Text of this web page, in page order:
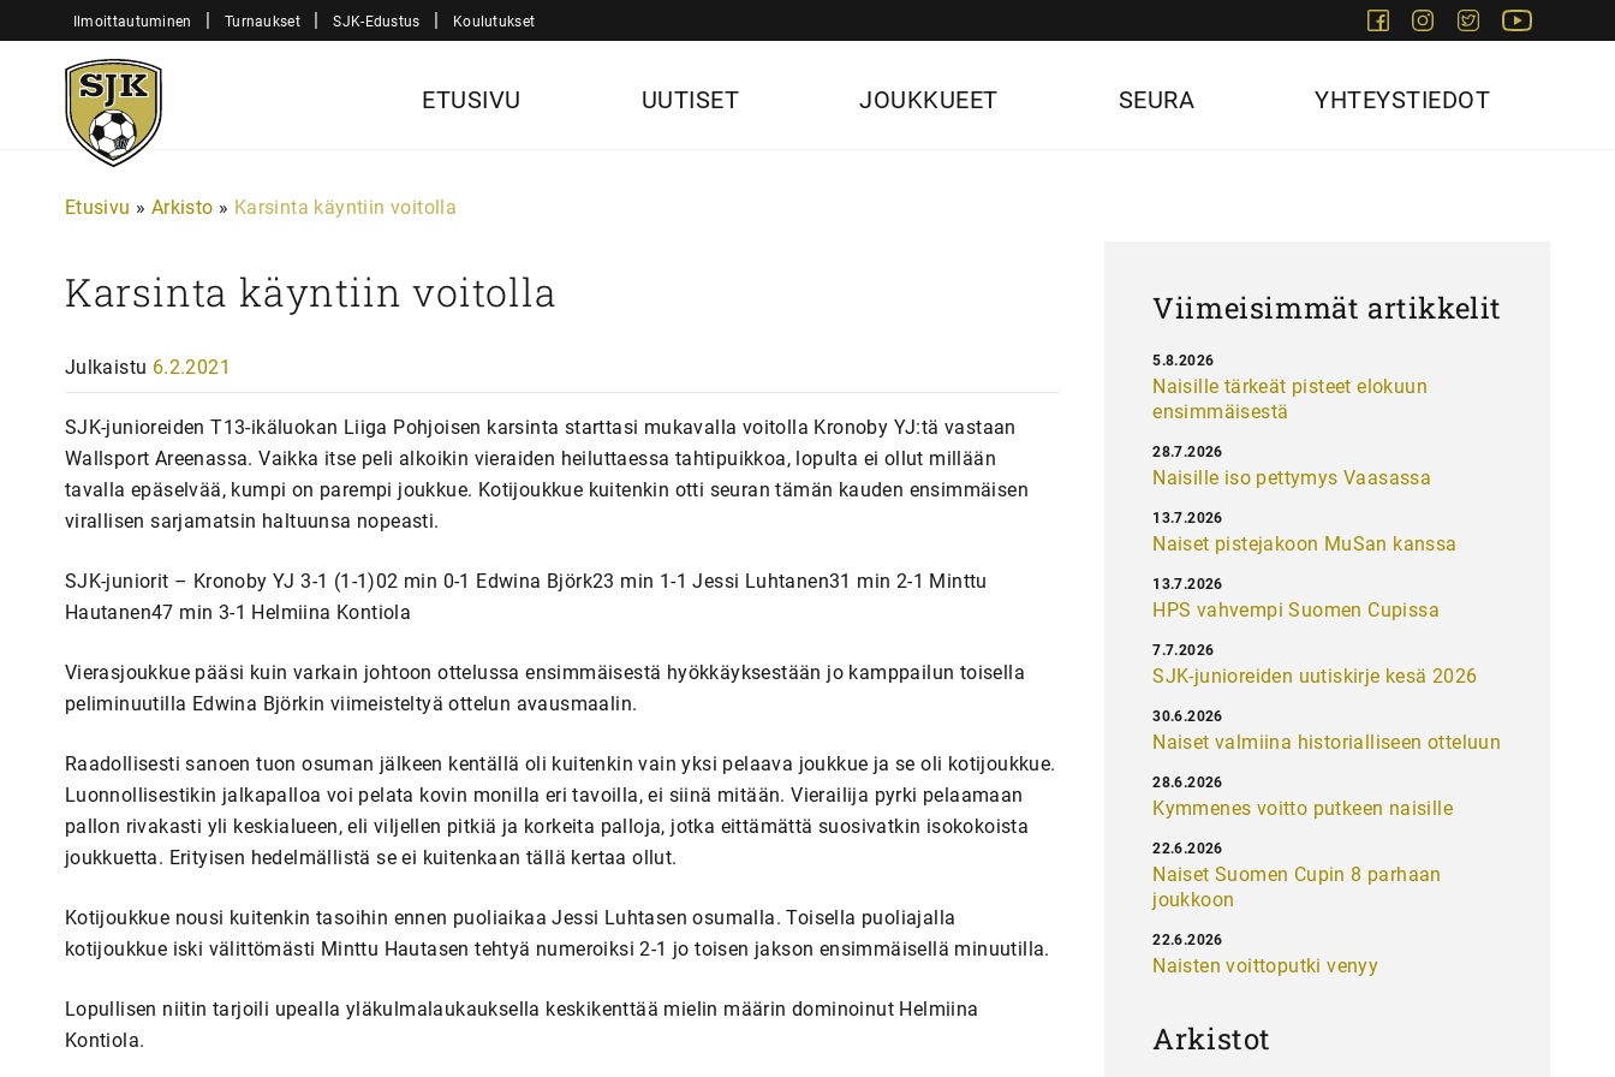
sisältöön
Ilmoittautuminen | Turnaukset | SJK-Edustus | Koulutukset FacebookInstagram
Twitter
Sjk-
Juniorit
ETUSIVU UUTISET JOUKKUEET SEURA YHTEYSTIEDOT
Etusivu » Arkisto » Karsinta käyntiin voitolla
Karsinta käyntiin voitolla
Julkaistu 6.2.2021
SJK-junioreiden T13-ikäluokan Liiga Pohjoisen karsinta starttasi mukavalla voitolla Kronoby YJ:tä vastaan
Wallsport Areenassa. Vaikka itse peli alkoikin vieraiden heiluttaessa tahtipuikkoa, lopulta ei ollut millään
tavalla epäselvää, kumpi on parempi joukkue. Kotijoukkue kuitenkin otti seuran tämän kauden ensimmäisen
virallisen sarjamatsin haltuunsa nopeasti.
SJK-juniorit – Kronoby YJ 3-1 (1-1)02 min 0-1 Edwina Björk23 min 1-1 Jessi Luhtanen31 min 2-1 Minttu
Hautanen47 min 3-1 Helmiina Kontiola
Vierasjoukkue pääsi kuin varkain johtoon ottelussa ensimmäisestä hyökkäyksestään jo kamppailun toisella
peliminuutilla Edwina Björkin viimeisteltyä ottelun avausmaalin.
Raadollisesti sanoen tuon osuman jälkeen kentällä oli kuitenkin vain yksi pelaava joukkue ja se oli kotijoukkue.
Luonnollisestikin jalkapalloa voi pelata kovin monilla eri tavoilla, ei siinä mitään. Vierailija pyrki pelaamaan
pallon rivakasti yli keskialueen, eli viljellen pitkiä ja korkeita palloja, jotka eittämättä suosivatkin isokokoista
joukkuetta. Erityisen hedelmällistä se ei kuitenkaan tällä kertaa ollut.
Kotijoukkue nousi kuitenkin tasoihin ennen puoliaikaa Jessi Luhtasen osumalla. Toisella puoliajalla
kotijoukkue iski välittömästi Minttu Hautasen tehtyä numeroiksi 2-1 jo toisen jakson ensimmäisellä minuutilla.
Lopullisen niitin tarjoili upealla yläkulmalaukauksella keskikenttää mielin määrin dominoinut Helmiina
Kontiola.
Viimeisimmät artikkelit
Naisille tärkeät pisteet elokuun
ensimmäisestä
5.8.2026
Naisille iso pettymys Vaasassa
28.7.2026
Naiset pistejakoon MuSan kanssa
13.7.2026
HPS vahvempi Suomen Cupissa
13.7.2026
SJK-junioreiden uutiskirje kesä 2026
7.7.2026
Naiset valmiina historialliseen otteluun
30.6.2026
Kymmenes voitto putkeen naisille
28.6.2026
Naiset Suomen Cupin 8 parhaan
joukkoon
22.6.2026
Naisten voittoputki venyy
22.6.2026
Arkistot